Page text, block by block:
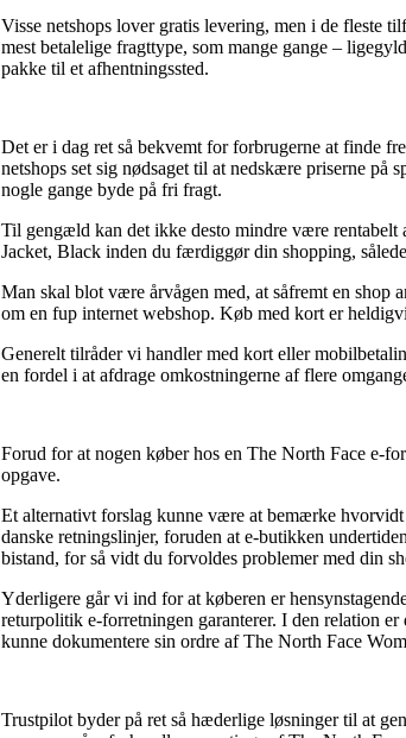
Visse netshops lover gratis levering, men i de fleste
mest betalelige fragttype, som mange gange –
pakke til et afhentningssted.
Det er i dag ret så bekvemt for forbrugerne at finde
netshops set sig nødsaget til at nedskære priserne på
nogle gange byde på fri fragt.
Til gengæld kan det ikke desto mindre være rentabelt
Jacket, Black inden du færdiggør din shopping,
Man skal blot være årvågen med, at såfremt en shop
om en fup internet webshop. Køb med kort er
Generelt tilråder vi handler med kort eller
en fordel i at afdrage omkostningerne af flere
Forud for at nogen køber hos en The North Face e-
opgave.
Et alternativt forslag kunne være at bemærke
danske retningslinjer, foruden at e-butikken
bistand, for så vidt du forvoldes problemer med din
Yderligere går vi ind for at køberen er
returpolitik e-forretningen garanterer. I den relation
kunne dokumentere sin ordre af The North Face
Trustpilot byder på ret så hæderlige løsninger til at